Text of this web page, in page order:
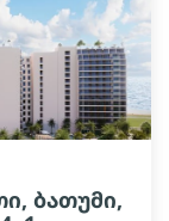
ბათუმი,